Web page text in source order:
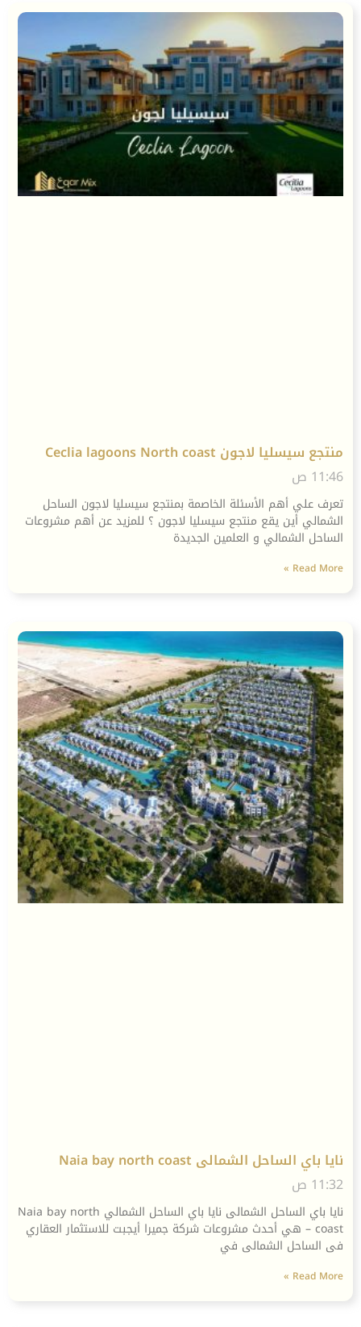
منتجع سيسليا لاجون Ceclia lagoons North coast
11:46 ص
تعرف علي أهم الأسئلة الخاصمة بمنتجع سيسليا لاجون الساحل
الشمالي أين يقع منتجع سيسليا لاجون ؟ للمزيد عن أهم مشروعات
الساحل الشمالي و العلمين الجديدة
Read More »
نايا باي الساحل الشمالى Naia bay north coast
11:32 ص
نايا باي الساحل الشمالى نايا باي الساحل الشمالي Naia bay north
coast – هي أحدث مشروعات شركة جميرا أيجبت للاستثمار العقاري
فى الساحل الشمالى في
Read More »